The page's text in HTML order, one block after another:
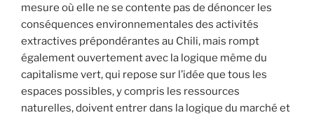
mesure où elle ne se contente pas de dénoncer les
conséquences environnementales des activités
extractives prépondérantes au Chili, mais rompt
également ouvertement avec la logique même du
capitalisme vert, qui repose sur l’idée que tous les
espaces possibles, y compris les ressources
naturelles, doivent entrer dans la logique du marché et